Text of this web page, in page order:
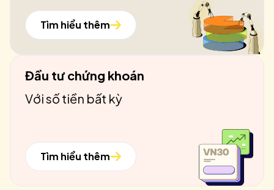
Tìm hiểu thêm
Đầu tư chứng khoán
Với số tiền bất kỳ
Tìm hiểu thêm